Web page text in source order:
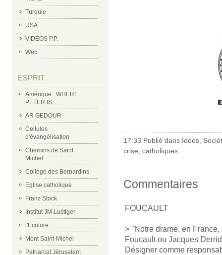
Turquie
USA
VIDÉOS P.P.
Web
ESPRIT
Amérique : WHERE
PETER IS
AR GEDOUR
Cellules
d'évangélisation
Chemins de Saint
Michel
Collège des Bernardins
Eglise catholique
Franz Stock
Institut JM Lustiger
l'Ecriture
Mont Saint-Michel
Patriarcat Jérusalem
17:33 Publié dans Idées
crise catholiques
Commentaires
FOUCAULT
> "Notre drame, en
Foucault ou Jacques
Désigner comme